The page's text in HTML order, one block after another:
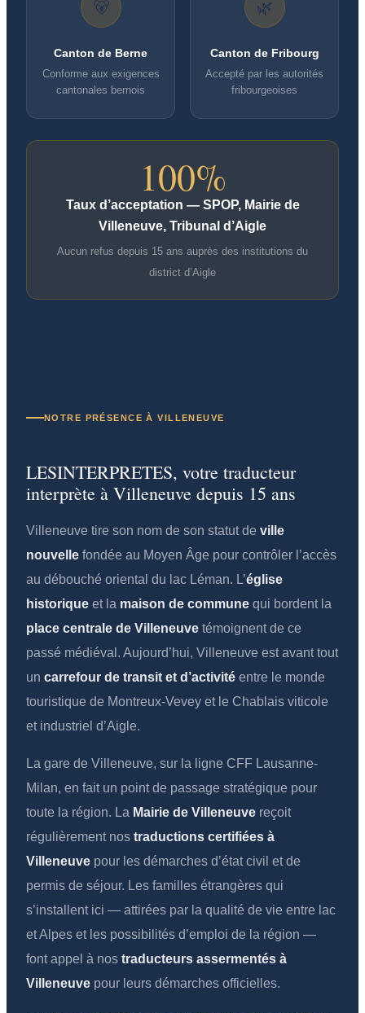
🐻
Canton de Berne
Conforme aux exigences
cantonales bernois
🌿
Canton de Fribourg
Accepté par les autorités
fribourgeoises
100%
Taux d’acceptation — SPOP, Mairie de
Villeneuve, Tribunal d’Aigle
Aucun refus depuis 15 ans auprès des institutions du
district d’Aigle
NOTRE PRÉSENCE À VILLENEUVE
LESINTERPRETES, votre traducteur
interprète à Villeneuve depuis 15 ans
Villeneuve tire son nom de son statut de ville
nouvelle fondée au Moyen Âge pour contrôler l’accès
au débouché oriental du lac Léman. L’église
historique et la maison de commune qui bordent la
place centrale de Villeneuve témoignent de ce
passé médiéval. Aujourd’hui, Villeneuve est avant tout
un carrefour de transit et d’activité entre le monde
touristique de Montreux-Vevey et le Chablais viticole
et industriel d’Aigle.
La gare de Villeneuve, sur la ligne CFF Lausanne-
Milan, en fait un point de passage stratégique pour
toute la région. La Mairie de Villeneuve reçoit
régulièrement nos traductions certifiées à
Villeneuve pour les démarches d’état civil et de
permis de séjour. Les familles étrangères qui
s’installent ici — attirées par la qualité de vie entre lac
et Alpes et les possibilités d’emploi de la région —
font appel à nos traducteurs assermentés à
Villeneuve pour leurs démarches officielles.